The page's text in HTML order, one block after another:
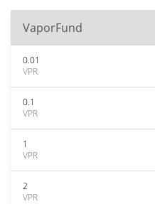
VaporFund
0.01
VPR
0.1
VPR
1
VPR
2
VPR